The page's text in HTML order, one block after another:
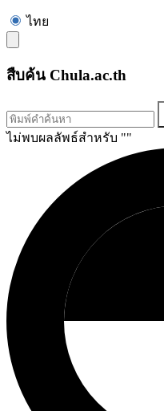
ไทย
สืบค้น Chula.ac.th
ไม่พบผลลัพธ์สำหรับ ""